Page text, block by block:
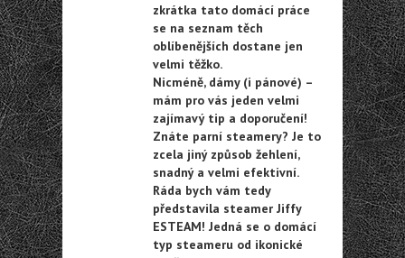
zkrátka tato domácí práce
se na seznam těch
oblíbenějších dostane jen
velmi těžko.
Nicméně, dámy (i pánové) –
mám pro vás jeden velmi
zajímavý tip a doporučení!
Znáte parní steamery? Je to
zcela jiný způsob žehlení,
snadný a velmi efektivní.
Ráda bych vám tedy
představila steamer Jiffy
ESTEAM! Jedná se o domácí
typ steameru od ikonické